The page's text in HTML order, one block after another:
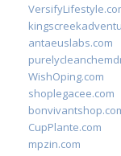
antaeuslabs.com
WishOping.com
shoplegacee.com
CupPlante.com
mpzin.com